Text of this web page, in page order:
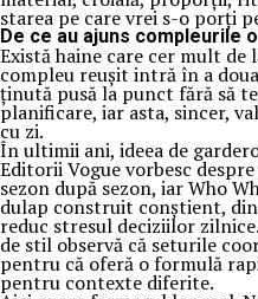
starea pe care vrei s-o porți
De ce au ajuns compleurile
Există haine care cer mult de
compleu reușit intră în a
ținută pusă la punct fără să
planificare, iar asta, sincer,
cu zi.
În ultimii ani, ideea de
Editorii Vogue vorbesc
sezon după sezon, iar Who
dulap construit conștient, din
reduc stresul deciziilor
de stil observă că seturile
pentru că oferă o formulă
pentru contexte diferite.